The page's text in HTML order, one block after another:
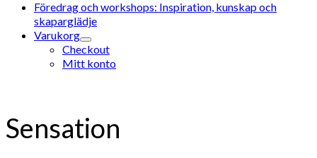
Föredrag och workshops: Inspiration, kunskap och
skaparglädje
Varukorg
Checkout
Mitt konto
Sensation